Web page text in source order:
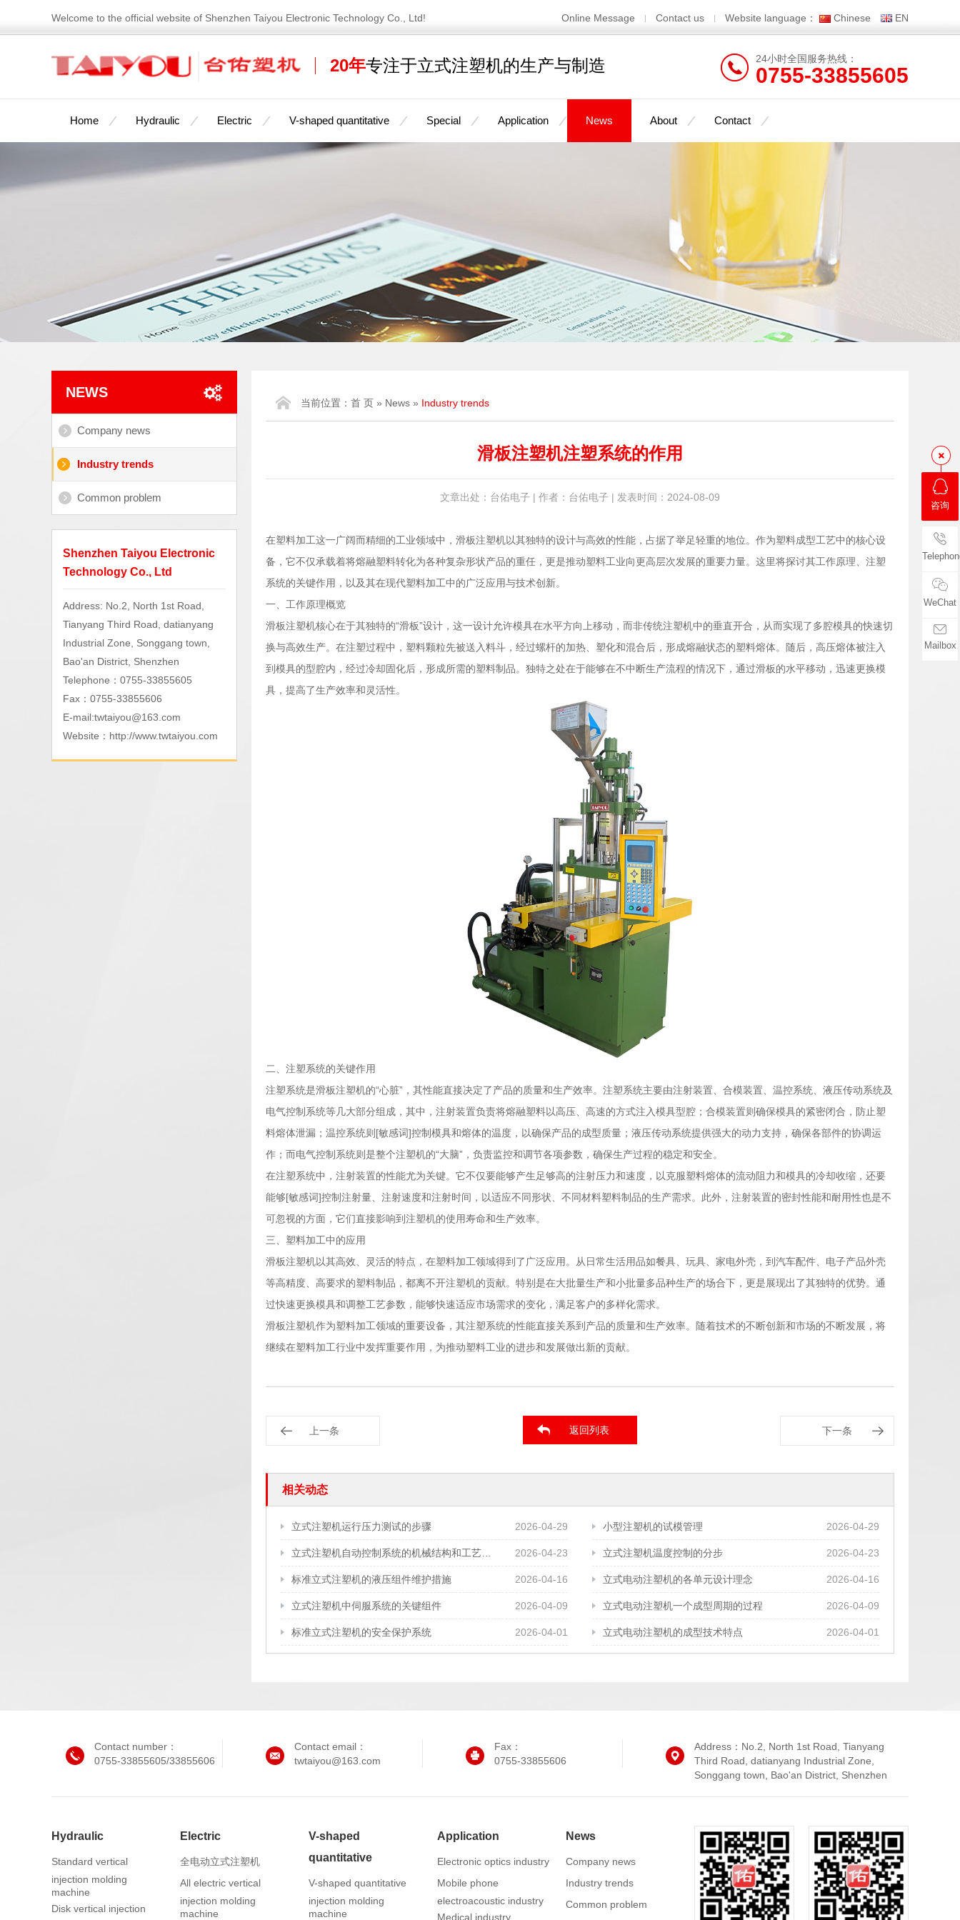
Welcome to the official website of Shenzhen Taiyou Electronic Technology Co., Ltd! Online Message Contact us Website language： Chinese EN
20年专注于立式注塑机的生产与制造 24小时全国服务热线：
0755-33855605
Home Hydraulic Electric V-shaped quantitative Special Application News About Contact
NEWS
Company news
Industry trends
Common problem
Shenzhen Taiyou Electronic
Technology Co., Ltd
Address: No.2, North 1st Road,
Tianyang Third Road, datianyang
Industrial Zone, Songgang town,
Bao'an District, Shenzhen
Telephone：0755-33855605
Fax：0755-33855606
E-mail:twtaiyou@163.com
Website： http://www.twtaiyou.com
当前位置： 首 页 » News » Industry trends
滑板注塑机注塑系统的作用
文章出处：台佑电子 | 作者：台佑电子 | 发表时间：2024-08-09
在塑料加工这一广阔而精细的工业领域中，滑板注塑机以其独特的设计与高效的性能，占据了举足轻重的地位。作为塑料成型工艺中的核心设
备，它不仅承载着将熔融塑料转化为各种复杂形状产品的重任，更是推动塑料工业向更高层次发展的重要力量。这里将探讨其工作原理、注塑
系统的关键作用，以及其在现代塑料加工中的广泛应用与技术创新。
一、工作原理概览
滑板注塑机核心在于其独特的“滑板”设计，这一设计允许模具在水平方向上移动，而非传统注塑机中的垂直开合，从而实现了多腔模具的快速切
换与高效生产。在注塑过程中，塑料颗粒先被送入料斗，经过螺杆的加热、塑化和混合后，形成熔融状态的塑料熔体。随后，高压熔体被注入
到模具的型腔内，经过冷却固化后，形成所需的塑料制品。独特之处在于能够在不中断生产流程的情况下，通过滑板的水平移动，迅速更换模
具，提高了生产效率和灵活性。
二、注塑系统的关键作用
注塑系统是滑板注塑机的“心脏”，其性能直接决定了产品的质量和生产效率。注塑系统主要由注射装置、合模装置、温控系统、液压传动系统及
电气控制系统等几大部分组成，其中，注射装置负责将熔融塑料以高压、高速的方式注入模具型腔；合模装置则确保模具的紧密闭合，防止塑
料熔体泄漏；温控系统则[敏感词]控制模具和熔体的温度，以确保产品的成型质量；液压传动系统提供强大的动力支持，确保各部件的协调运
作；而电气控制系统则是整个注塑机的“大脑”，负责监控和调节各项参数，确保生产过程的稳定和安全。
在注塑系统中，注射装置的性能尤为关键。它不仅要能够产生足够高的注射压力和速度，以克服塑料熔体的流动阻力和模具的冷却收缩，还要
能够[敏感词]控制注射量、注射速度和注射时间，以适应不同形状、不同材料塑料制品的生产需求。此外，注射装置的密封性能和耐用性也是不
可忽视的方面，它们直接影响到注塑机的使用寿命和生产效率。
三、塑料加工中的应用
滑板注塑机以其高效、灵活的特点，在塑料加工领域得到了广泛应用。从日常生活用品如餐具、玩具、家电外壳，到汽车配件、电子产品外壳
等高精度、高要求的塑料制品，都离不开注塑机的贡献。特别是在大批量生产和小批量多品种生产的场合下，更是展现出了其独特的优势。通
过快速更换模具和调整工艺参数，能够快速适应市场需求的变化，满足客户的多样化需求。
滑板注塑机作为塑料加工领域的重要设备，其注塑系统的性能直接关系到产品的质量和生产效率。随着技术的不断创新和市场的不断发展，将
继续在塑料加工行业中发挥重要作用，为推动塑料工业的进步和发展做出新的贡献。
上一条 返回列表 下一条
相关动态
2026-04-29
立式注塑机运行压力测试的步骤 2026-04-29
小型注塑机的试模管理
2026-04-23 2026-04-23
立式注塑机温度控制的分步
2026-04-16
标准立式注塑机的液压组件维护措施 2026-04-16
立式电动注塑机的各单元设计理念
2026-04-09
立式注塑机中伺服系统的关键组件 2026-04-09
立式电动注塑机一个成型周期的过程
2026-04-01
标准立式注塑机的安全保护系统 2026-04-01
立式电动注塑机的成型技术特点
Contact number：
0755-33855605/33855606
Contact email：
twtaiyou@163.com
Fax：
0755-33855606
Address：No.2, North 1st Road, Tianyang
Third Road, datianyang Industrial Zone,
Songgang town, Bao'an District, Shenzhen
Hydraulic
Standard vertical
injection molding
machine
Disk vertical injection
Electric
全电动立式注塑机
All electric vertical
injection molding
machine
V-shaped
quantitative
V-shaped quantitative
injection molding
machine
Application
Electronic optics industry
Mobile phone
electroacoustic industry
Medical industry
News
Company news
Industry trends
Common problem
咨询
WeChat
Mailbox